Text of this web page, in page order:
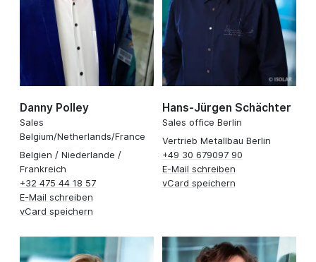
Danny Polley
Sales
Belgium/Netherlands/France
Belgien / Niederlande /
Frankreich
+32 475 44 18 57
E-Mail schreiben
vCard speichern
Hans-Jürgen Schächter
Sales office Berlin
Vertrieb Metallbau Berlin
+49 30 679097 90
E-Mail schreiben
vCard speichern